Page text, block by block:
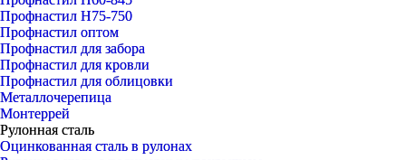
Профнастил Н75-750
Профнастил оптом
Профнастил для забора
Профнастил для кровли
Профнастил для облицовки
Металлочерепица
Монтеррей
Рулонная сталь
Оцинкованная сталь в рулонах